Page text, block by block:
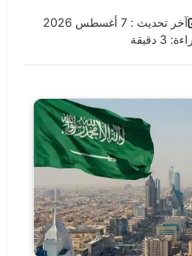
تحديث:
آخر تحديث : 7 أغسطس 2026
دقيقة